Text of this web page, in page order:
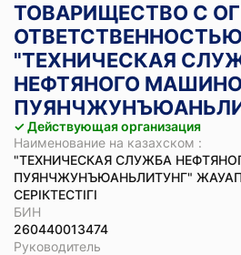
ТОВАРИЩЕСТВО С
ОТВЕТСТВЕННОСТЬЮ
"ТЕХНИЧЕСКАЯ
НЕФТЯНОГО
✓ Действующая организация
Наименование на казахском :
"ТЕХНИЧЕСКАЯ СЛУЖБА
ПУЯНЧЖУНЪЮАНЬЛИТУНГ"
СЕРІКТЕСТІГІ
БИН
260440013474
Руководитель